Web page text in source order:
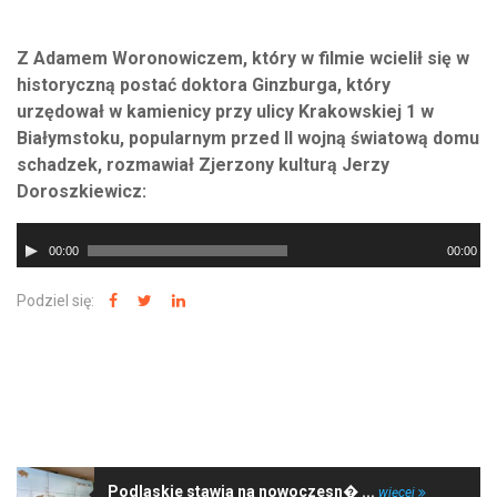
Z Adamem Woronowiczem, który w filmie wcielił się w
historyczną postać doktora Ginzburga, który
urzędował w kamienicy przy ulicy Krakowskiej 1 w
Białymstoku, popularnym przed II wojną światową domu
schadzek, rozmawiał Zjerzony kulturą Jerzy
Doroszkiewicz:
plików00:00 00:00
Podziel się:
Podlaskie stawia na nowoczesn� ... więcej